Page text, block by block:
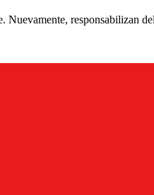
responsabilizan